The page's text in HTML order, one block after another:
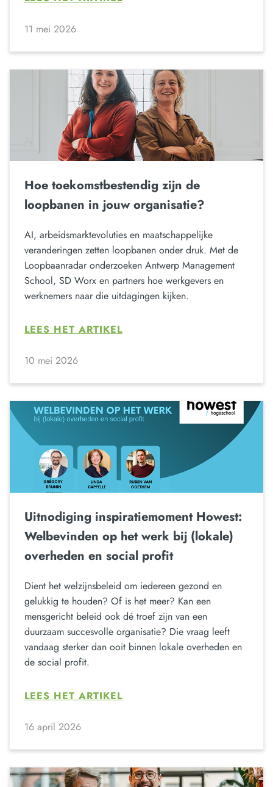
11 mei 2026
Hoe toekomstbestendig zijn de
loopbanen in jouw organisatie?
AI, arbeidsmarktevoluties en maatschappelijke
veranderingen zetten loopbanen onder druk. Met de
Loopbaanradar onderzoeken Antwerp Management
School, SD Worx en partners hoe werkgevers en
werknemers naar die uitdagingen kijken.
LEES HET ARTIKEL
10 mei 2026
Uitnodiging inspiratiemoment Howest:
Welbevinden op het werk bij (lokale)
overheden en social profit
Dient het welzijnsbeleid om iedereen gezond en
gelukkig te houden? Of is het meer? Kan een
mensgericht beleid ook dé troef zijn van een
duurzaam succesvolle organisatie? Die vraag leeft
vandaag sterker dan ooit binnen lokale overheden en
de social profit.
LEES HET ARTIKEL
16 april 2026